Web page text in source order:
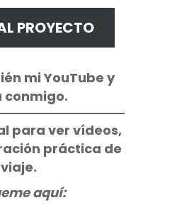
PROYECTO
mi YouTube y
conmigo.
para ver vídeos,
práctica de
viaje.
aquí: